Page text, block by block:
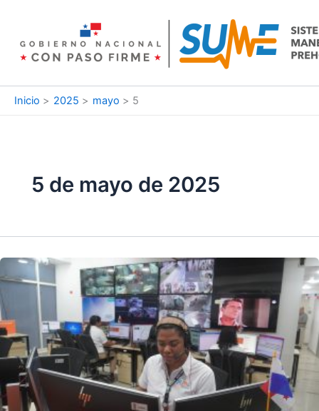
contenido
Inicio 2025 mayo 5
5 de mayo de 2025